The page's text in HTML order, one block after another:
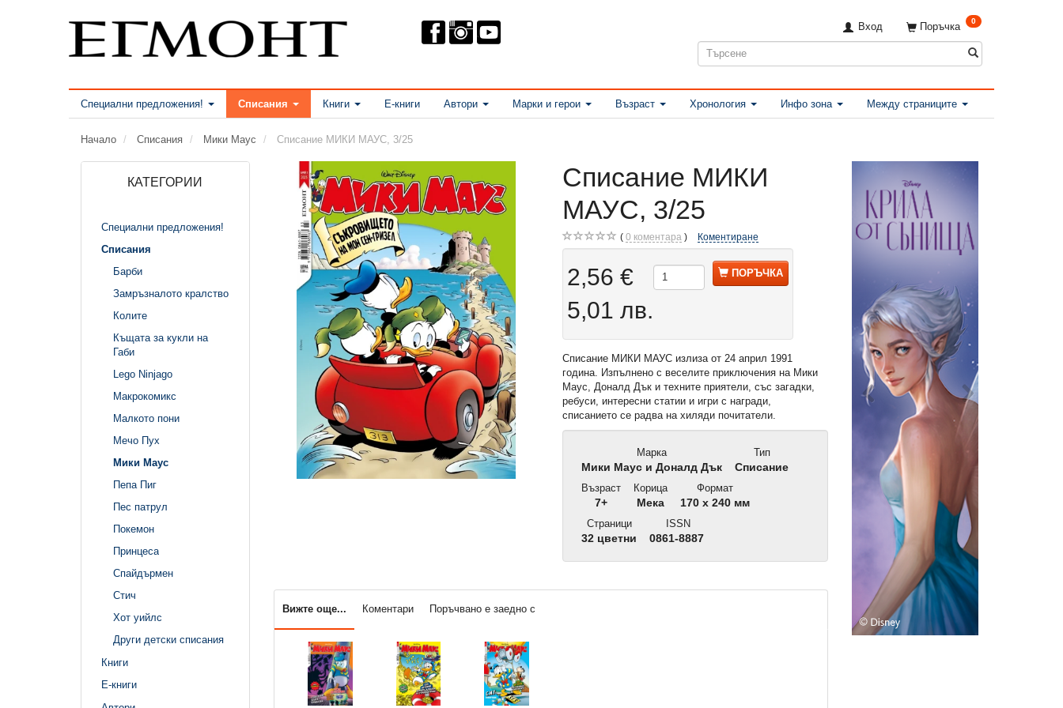
Поръчка 0
Вход
Специални предложения! Списания Книги Е-книги Автори Марки и герои Възраст Хронология Инфо зона Между страниците
Начало Списания Мики Маус Списание МИКИ МАУС, 3/25
КАТЕГОРИИ
Специални предложения!
Списания
Барби
Замръзналото кралство
Колите
Къщата за кукли на
Габи
Lego Ninjago
Макрокомикс
Малкото пони
Мечо Пух
Мики Маус
Пепа Пиг
Пес патрул
Покемон
Принцеса
Спайдърмен
Стич
Хот уийлс
Други детски списания
Книги
Е-книги
Списание МИКИ
МАУС, 3/25
0 коментара Коментиране
2,56 €
5,01 лв.
ПОРЪЧКА
Списание МИКИ МАУС излиза от 24 април 1991
година. Изпълнено с веселите приключения на Мики
Маус, Доналд Дък и техните приятели, със загадки,
ребуси, интересни статии и игри с награди,
списанието се радва на хиляди почитатели.
Марка
Мики Маус и Доналд Дък
Тип
Списание
Възраст
7+
Корица
Мека
Формат
170 x 240 мм
Страници
32 цветни
ISSN
0861-8887
Вижте още... Коментари Поръчвано е заедно с